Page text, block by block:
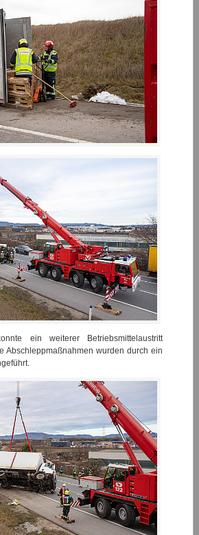
ein weiterer Betriebsmittelaustritt
Abschleppmaßnahmen wurden durch ein